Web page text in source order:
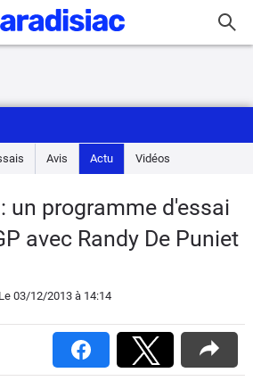
Avis Actu Vidéos
un programme d'essai
avec Randy De Puniet
Le 03/12/2013 à 14:14